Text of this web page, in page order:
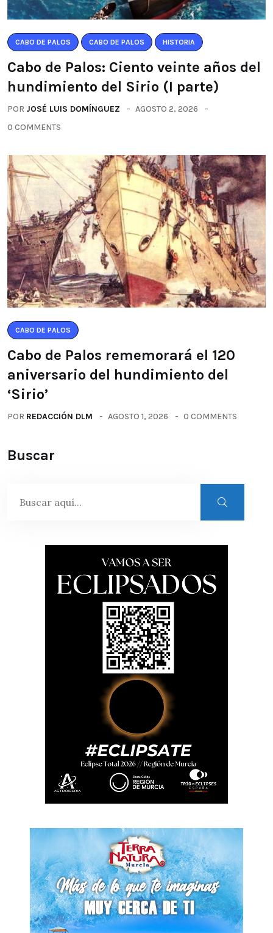
CABO DE PALOS CABO DE PALOS HISTORIA
Cabo de Palos: Ciento veinte años del
hundimiento del Sirio (I parte)
POR JOSÉ LUIS DOMÍNGUEZ
AGOSTO 2, 2026
0 COMMENTS
CABO DE PALOS
Cabo de Palos rememorará el 120
aniversario del hundimiento del
‘Sirio’
POR REDACCIÓN DLM AGOSTO 1, 2026 0 COMMENTS
Buscar